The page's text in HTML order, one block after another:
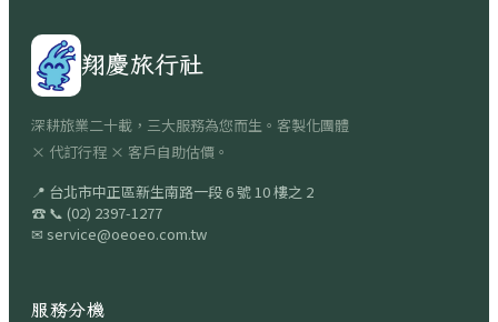
翔慶旅行社
深耕旅業二十載，三大服務為您而生。客製化團體
× 代訂行程 × 客戶自助估價。
📍 台北市中正區新生南路一段 6 號 10 樓之 2
☎ 📞 (02) 2397-1277
✉ service@oeoeo.com.tw
服務分機